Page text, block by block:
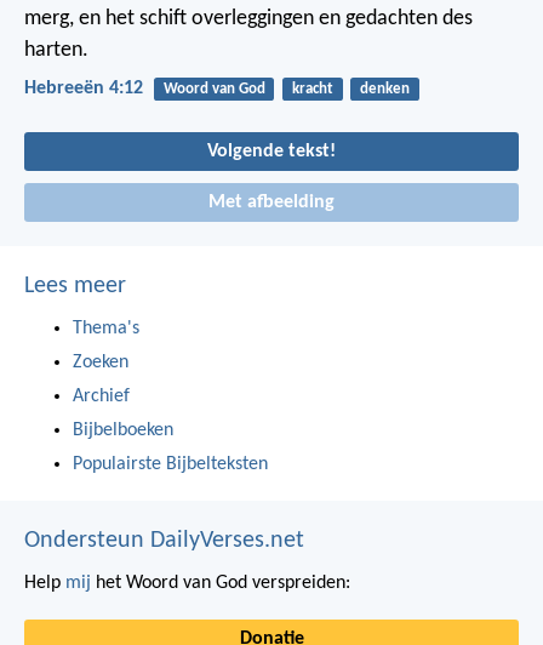
merg, en het schift overleggingen en gedachten des
harten.
Hebreeën 4:12 Woord van God kracht denken
Volgende tekst!
Met afbeelding
Lees meer
Thema's
Zoeken
Archief
Bijbelboeken
Populairste Bijbelteksten
Ondersteun DailyVerses.net
Help mij het Woord van God verspreiden:
Donatie